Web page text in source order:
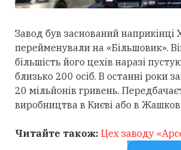
Завод був заснований наприкінці
перейменували на «Більшовик».
більшість його цехів наразі
близько 200 осіб. В останні роки
20 мільйонів гривень.
виробництва в Києві або в
Читайте також: Цех заводу